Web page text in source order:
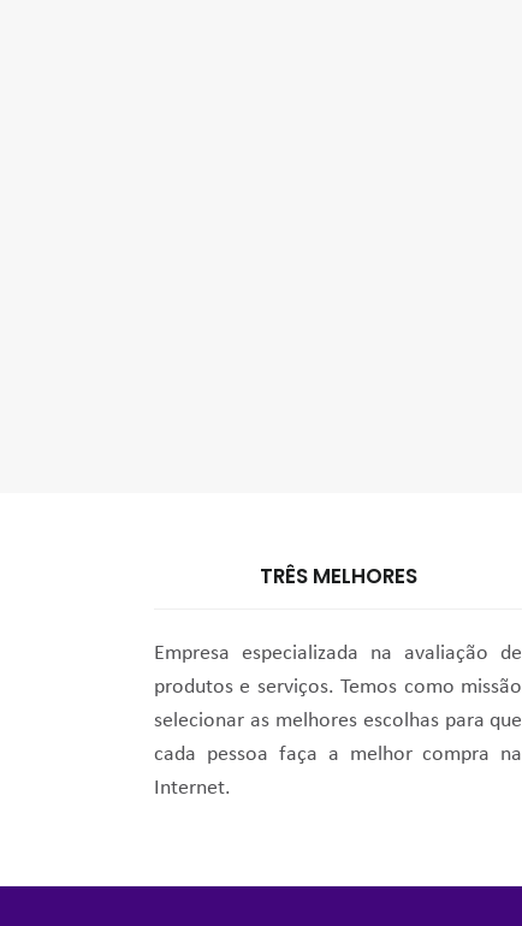
TRÊS MELHORES
Empresa especializada na avaliação de
produtos e serviços. Temos como missão
selecionar as melhores escolhas para que
cada pessoa faça a melhor compra na
Internet.